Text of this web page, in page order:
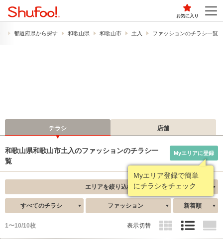
お気に入り
都道府県から探す 和歌山県 和歌山市 土入 ファッションのチラシ一覧
チラシ 店舗
和歌山県和歌山市土入のファッションのチラシ一
覧
Myエリア登録で簡単
にチラシをチェック
Myエリアに登録
エリアを絞り込む
すべてのチラシ ファッション 新着順
1〜10/10枚 表示切替